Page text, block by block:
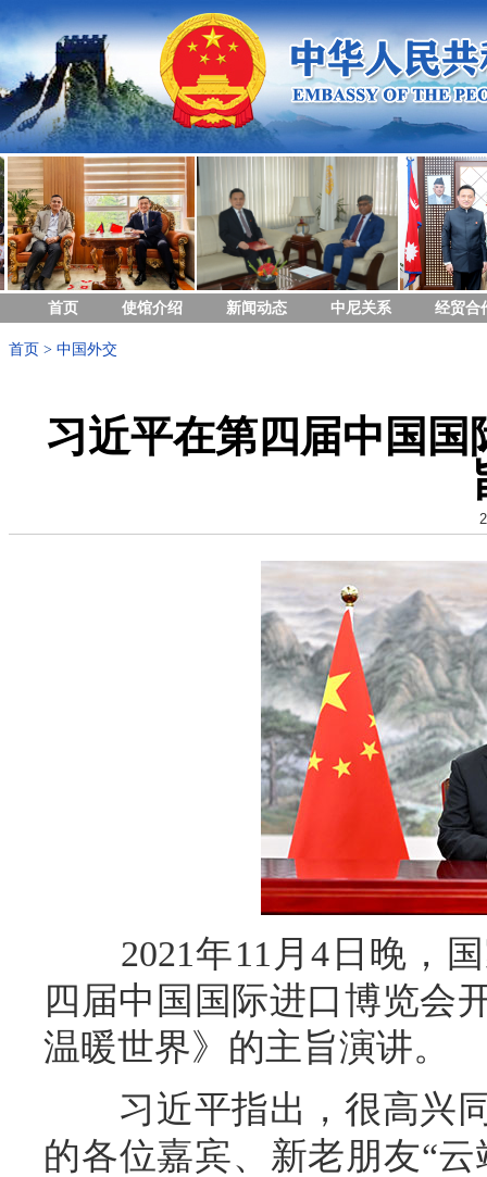
首页 使馆介绍 新闻动态 中尼关系 经贸合
首页 > 中国外交
习近平在第四届中国
2021年11月4日晚，国
四届中国国际进口博览会
温暖世界》的主旨演讲。
习近平指出，很高兴同
的各位嘉宾、新老朋友“